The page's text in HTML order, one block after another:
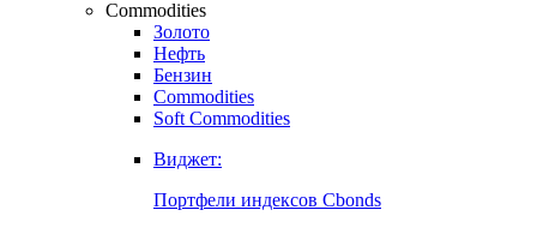
Commodities
Золото
Нефть
Бензин
Commodities
Soft Commodities
Виджет:
Портфели индексов Cbonds